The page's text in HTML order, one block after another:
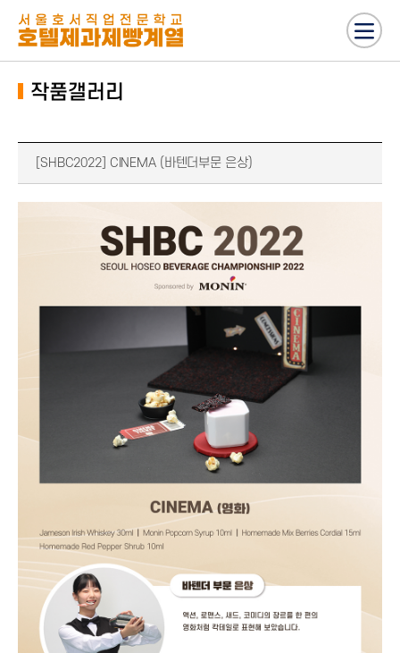
작품갤러리
[SHBC2022] CINEMA (바텐더부문 은상)